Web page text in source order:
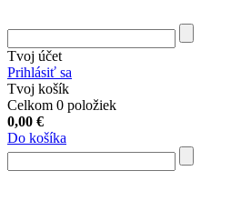
Tvoj účet
Prihlásiť sa
Tvoj košík
Celkom 0 položiek
0,00 €
Do košíka